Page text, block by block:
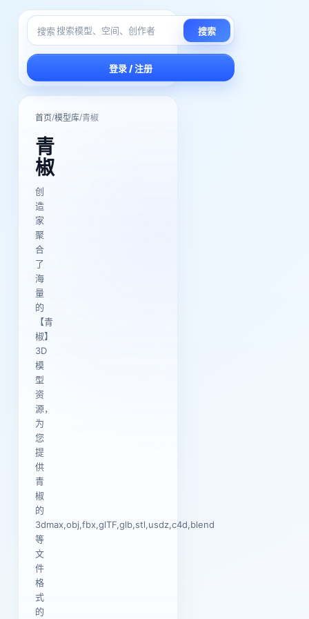
搜索 搜索
登录 / 注册
首页/模型库/青椒
青
椒
创
造
家
聚
合
了
海
量
的
【青
椒】
3D
模
型
资
源，
为
您
提
供
青
椒
的
3dmax,obj,fbx,glTF,glb,stl,usdz,c4d,blend
等
文
件
格
式
的